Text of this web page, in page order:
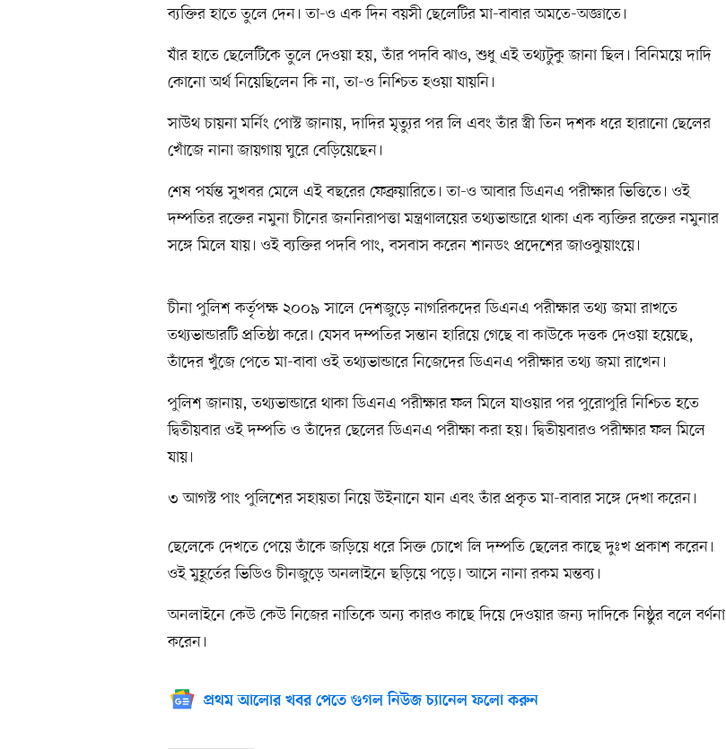
ব্যক্তির হাতে তুলে দেন। তা-ও এক দিন বয়সী ছেলেটির মা-বাবার অমতে-অজ্ঞাতে।
যাঁর হাতে ছেলেটিকে তুলে দেওয়া হয়, তাঁর পদবি ঝাও, শুধু এই তথ্যটুকু জানা ছিল। বিনিময়ে দাদি
কোনো অর্থ নিয়েছিলেন কি না, তা-ও নিশ্চিত হওয়া যায়নি।
সাউথ চায়না মর্নিং পোস্ট জানায়, দাদির মৃত্যুর পর লি এবং তাঁর স্ত্রী তিন দশক ধরে হারানো ছেলের
খোঁজে নানা জায়গায় ঘুরে বেড়িয়েছেন।
শেষ পর্যন্ত সুখবর মেলে এই বছরের ফেব্রুয়ারিতে। তা-ও আবার ডিএনএ পরীক্ষার ভিত্তিতে। ওই
দম্পতির রক্তের নমুনা চীনের জননিরাপত্তা মন্ত্রণালয়ের তথ্যভান্ডারে থাকা এক ব্যক্তির রক্তের নমুনার
সঙ্গে মিলে যায়। ওই ব্যক্তির পদবি পাং, বসবাস করেন শানডং প্রদেশের জাওঝুয়াংয়ে।
চীনা পুলিশ কর্তৃপক্ষ ২০০৯ সালে দেশজুড়ে নাগরিকদের ডিএনএ পরীক্ষার তথ্য জমা রাখতে
তথ্যভান্ডারটি প্রতিষ্ঠা করে। যেসব দম্পতির সন্তান হারিয়ে গেছে বা কাউকে দত্তক দেওয়া হয়েছে,
তাঁদের খুঁজে পেতে মা-বাবা ওই তথ্যভান্ডারে নিজেদের ডিএনএ পরীক্ষার তথ্য জমা রাখেন।
পুলিশ জানায়, তথ্যভান্ডারে থাকা ডিএনএ পরীক্ষার ফল মিলে যাওয়ার পর পুরোপুরি নিশ্চিত হতে
দ্বিতীয়বার ওই দম্পতি ও তাঁদের ছেলের ডিএনএ পরীক্ষা করা হয়। দ্বিতীয়বারও পরীক্ষার ফল মিলে
যায়।
৩ আগস্ট পাং পুলিশের সহায়তা নিয়ে উইনানে যান এবং তাঁর প্রকৃত মা-বাবার সঙ্গে দেখা করেন।
ছেলেকে দেখতে পেয়ে তাঁকে জড়িয়ে ধরে সিক্ত চোখে লি দম্পতি ছেলের কাছে দুঃখ প্রকাশ করেন।
ওই মুহূর্তের ভিডিও চীনজুড়ে অনলাইনে ছড়িয়ে পড়ে। আসে নানা রকম মন্তব্য।
অনলাইনে কেউ কেউ নিজের নাতিকে অন্য কারও কাছে দিয়ে দেওয়ার জন্য দাদিকে নিষ্ঠুর বলে বর্ণনা
করেন।
প্রথম আলোর খবর পেতে গুগল নিউজ চ্যানেল ফলো করুন